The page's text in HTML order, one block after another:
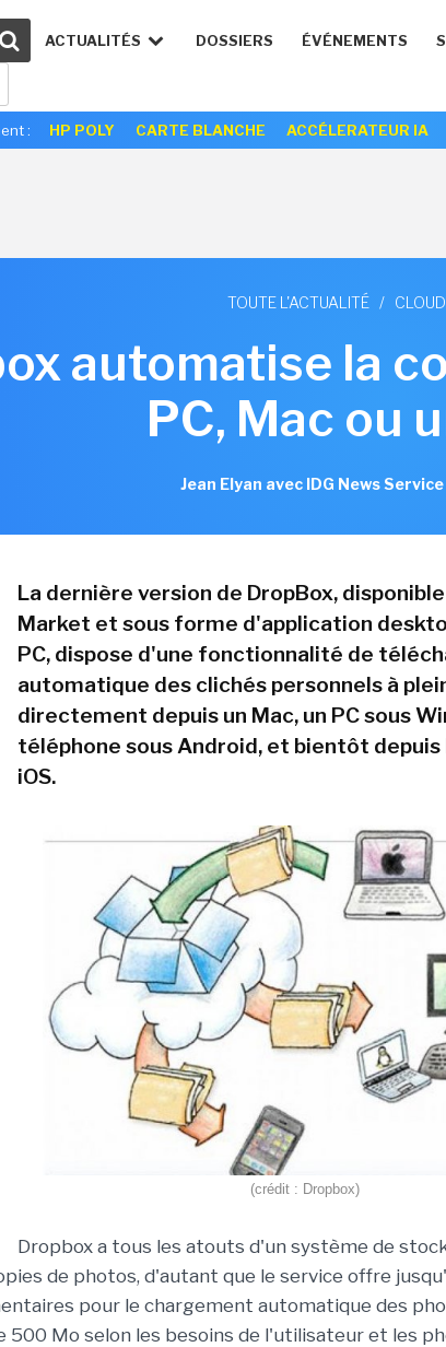
ACTUALITÉS DOSSIERS ÉVÉNEMENTS
: HP POLY CARTE BLANCHE ACCÉLERATEUR IA
TOUTE L'ACTUALITÉ / CLOUD
automatise la
PC, Mac ou
Jean Elyan avec IDG News Service
La dernière version de DropBox,
Market et sous forme d'application
PC, dispose d'une fonctionnalité de
automatique des clichés personnels à
directement depuis un Mac, un PC sous
téléphone sous Android, et bientôt
iOS.
(crédit : Dropbox)
Dropbox a tous les atouts d'un système de
de photos, d'autant que le service offre
pour le chargement automatique des
500 Mo selon les besoins de l'utilisateur et les